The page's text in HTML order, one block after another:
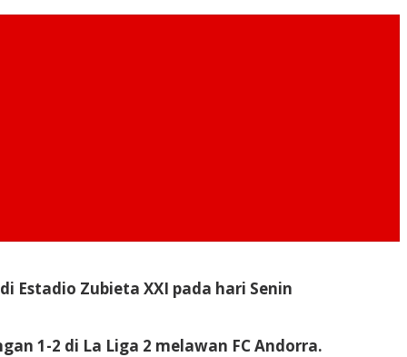
Estadio Zubieta XXI pada hari Senin
1-2 di La Liga 2 melawan FC Andorra.